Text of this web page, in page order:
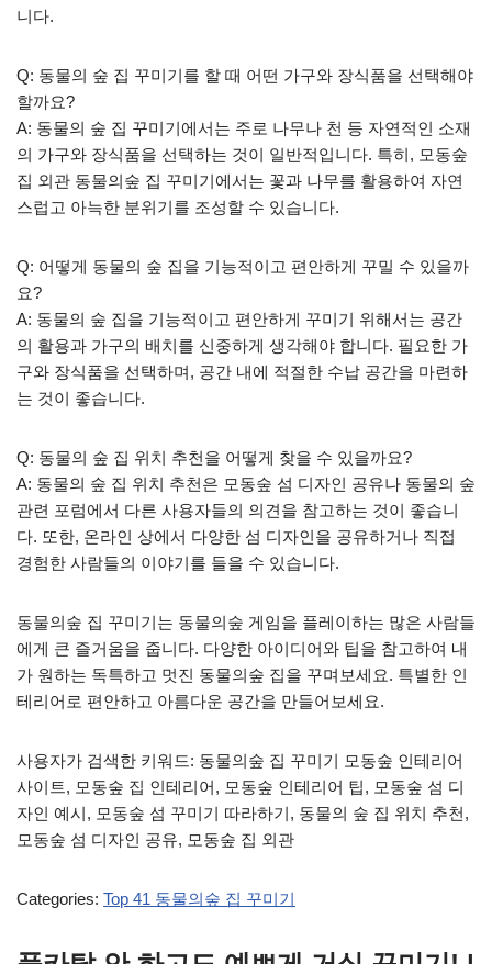
니다.
Q: 동물의 숲 집 꾸미기를 할 때 어떤 가구와 장식품을 선택해야
할까요?
A: 동물의 숲 집 꾸미기에서는 주로 나무나 천 등 자연적인 소재
의 가구와 장식품을 선택하는 것이 일반적입니다. 특히, 모동숲
집 외관 동물의숲 집 꾸미기에서는 꽃과 나무를 활용하여 자연
스럽고 아늑한 분위기를 조성할 수 있습니다.
Q: 어떻게 동물의 숲 집을 기능적이고 편안하게 꾸밀 수 있을까
요?
A: 동물의 숲 집을 기능적이고 편안하게 꾸미기 위해서는 공간
의 활용과 가구의 배치를 신중하게 생각해야 합니다. 필요한 가
구와 장식품을 선택하며, 공간 내에 적절한 수납 공간을 마련하
는 것이 좋습니다.
Q: 동물의 숲 집 위치 추천을 어떻게 찾을 수 있을까요?
A: 동물의 숲 집 위치 추천은 모동숲 섬 디자인 공유나 동물의 숲
관련 포럼에서 다른 사용자들의 의견을 참고하는 것이 좋습니
다. 또한, 온라인 상에서 다양한 섬 디자인을 공유하거나 직접
경험한 사람들의 이야기를 들을 수 있습니다.
동물의숲 집 꾸미기는 동물의숲 게임을 플레이하는 많은 사람들
에게 큰 즐거움을 줍니다. 다양한 아이디어와 팁을 참고하여 내
가 원하는 독특하고 멋진 동물의숲 집을 꾸며보세요. 특별한 인
테리어로 편안하고 아름다운 공간을 만들어보세요.
사용자가 검색한 키워드: 동물의숲 집 꾸미기 모동숲 인테리어
사이트, 모동숲 집 인테리어, 모동숲 인테리어 팁, 모동숲 섬 디
자인 예시, 모동숲 섬 꾸미기 따라하기, 동물의 숲 집 위치 추천,
모동숲 섬 디자인 공유, 모동숲 집 외관
Categories: Top 41 동물의숲 집 꾸미기